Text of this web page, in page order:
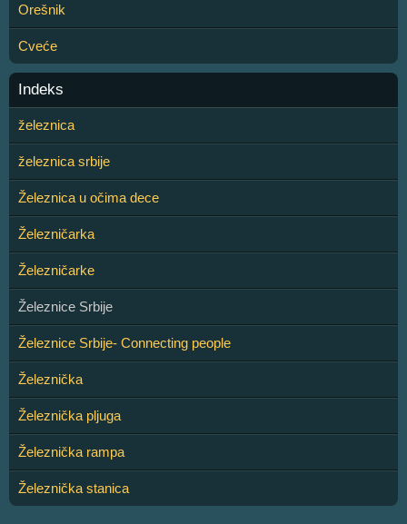
Orešnik
Cveće
Indeks
železnica
železnica srbije
Železnica u očima dece
Železničarka
Železničarke
Železnice Srbije
Železnice Srbije- Connecting people
Železnička
Železnička pljuga
Železnička rampa
Železnička stanica